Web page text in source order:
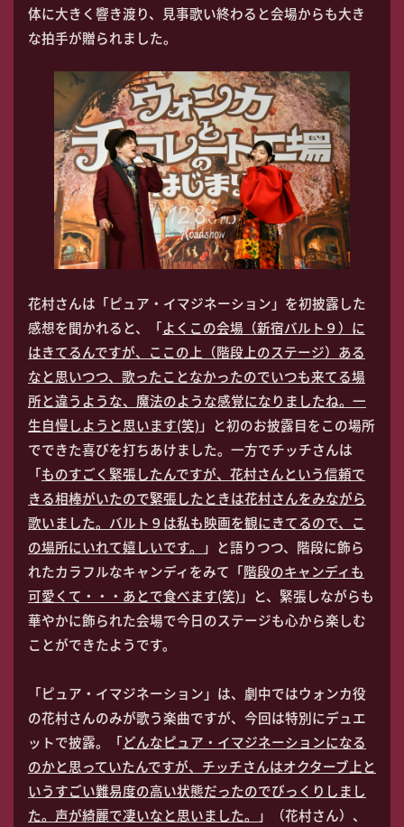
体に大きく響き渡り、見事歌い終わると会場からも大き
な拍手が贈られました。
花村さんは「ピュア・イマジネーション」を初披露した
感想を聞かれると、「よくこの会場（新宿バルト９）に
はきてるんですが、ここの上（階段上のステージ）ある
なと思いつつ、歌ったことなかったのでいつも来てる場
所と違うような、魔法のような感覚になりましたね。一
生自慢しようと思います(笑)」と初のお披露目をこの場所
でできた喜びを打ちあけました。一方でチッチさんは
「ものすごく緊張したんですが、花村さんという信頼で
きる相棒がいたので緊張したときは花村さんをみながら
歌いました。バルト９は私も映画を観にきてるので、こ
の場所にいれて嬉しいです。
」と語りつつ、階段に飾ら
れたカラフルなキャンディをみて「階段のキャンディも
可愛くて・・・あとで食べます(笑)」と、緊張しながらも
華やかに飾られた会場で今日のステージも心から楽しむ
ことができたようです。
「ピュア・イマジネーション」は、劇中ではウォンカ役
の花村さんのみが歌う楽曲ですが、今回は特別にデュエ
ットで披露。「どんなピュア・イマジネーションになる
のかと思っていたんですが、チッチさんはオクターブ上と
いうすごい難易度の高い状態だったのでびっくりしまし
た。声が綺麗で凄いなと思いました。
」（花村さん）、